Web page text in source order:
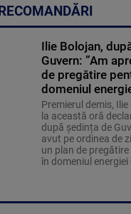
RECOMANDĂRI
Ilie Bolojan,
Guvern: ”Am
de pregătire
domeniul
Premierul demis,
la această oră
după ședința de
avut pe ordinea de
un plan de
în domeniul energiei